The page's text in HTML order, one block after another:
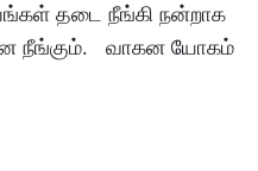
தடை நீங்கி நன்றாக
நீங்கும். வாகன யோகம்